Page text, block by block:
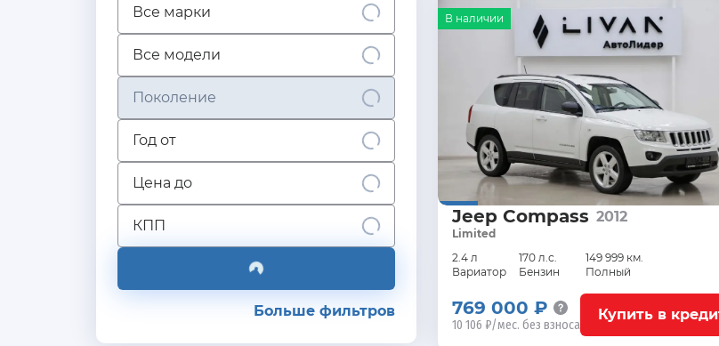
Все марки
Все модели
Поколение
Год от
Цена до
КПП
Больше фильтров
Jeep Compass 2012
Limited
2.4 л
170 л.с.
149 999 км.
Вариатор
Бензин Полный
В наличии
Купить в
769 000 ₽
10 106 ₽/мес. без взноса